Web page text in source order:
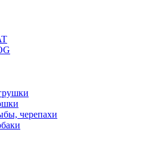
черепахи